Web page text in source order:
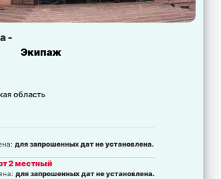
-
Экипаж
область
для запрошенных дат не установлена.
2 местный
для запрошенных дат не установлена.